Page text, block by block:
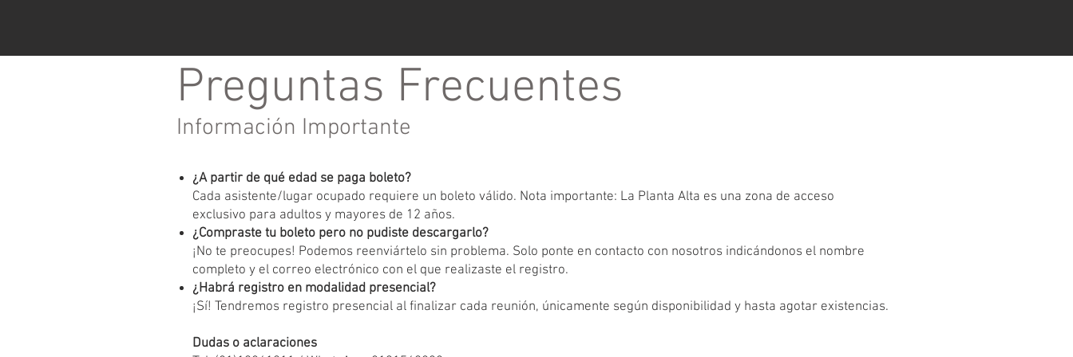
Preguntas Frecuentes
Información Importante
¿A partir de qué edad se paga boleto?
Cada asistente/lugar ocupado requiere un boleto válido. Nota importante: La Planta Alta es una zona de acceso
exclusivo para adultos y mayores de 12 años.
¿Compraste tu boleto pero no pudiste descargarlo?
¡No te preocupes! Podemos reenviártelo sin problema. Solo ponte en contacto con nosotros indicándonos el nombre
completo y el correo electrónico con el que realizaste el registro.
¿Habrá registro en modalidad presencial?
¡Sí! Tendremos registro presencial al finalizar cada reunión, únicamente según disponibilidad y hasta agotar existencias.
Dudas o aclaraciones